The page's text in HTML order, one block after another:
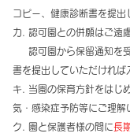
コピー、健康診断書を提出
カ. 認可園との併願はご遠
認可園から保留通知を
書を提出していただければ
キ. 当園の保育方針をはじ
気・感染症予防等にご理解
ク. 園と保護者様の間に長